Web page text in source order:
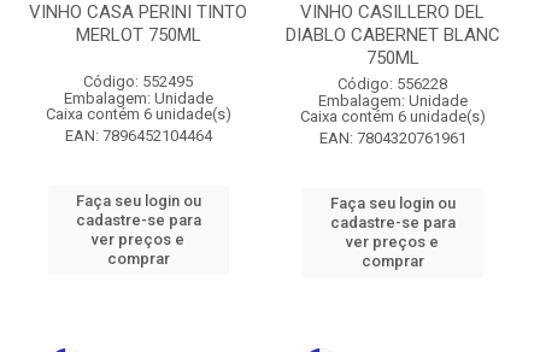
VINHO CASA PERINI TINTO
MERLOT 750ML
Código: 552495
Embalagem: Unidade
Caixa contém 6 unidade(s)
EAN: 7896452104464
Faça seu login ou
cadastre-se para
ver preços e
comprar
VINHO CASILLERO DEL
DIABLO CABERNET BLANC
750ML
Código: 556228
Embalagem: Unidade
Caixa contém 6 unidade(s)
EAN: 7804320761961
Faça seu login ou
cadastre-se para
ver preços e
comprar